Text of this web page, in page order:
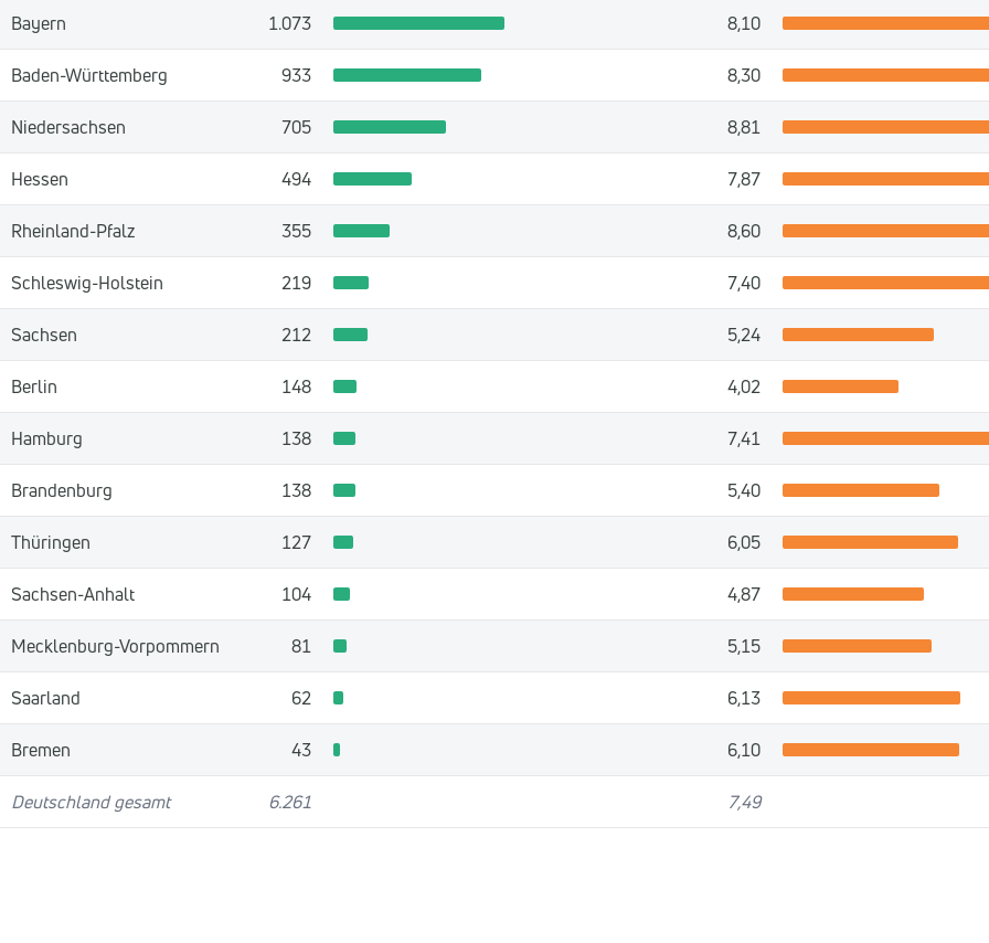
Bayern 1.073 8,10
Baden-Württemberg 933 8,30
Niedersachsen 705 8,81
Hessen 494 7,87
Rheinland-Pfalz 355 8,60
Schleswig-Holstein 219 7,40
Sachsen 212 5,24
Berlin 148 4,02
Hamburg 138 7,41
Brandenburg 138 5,40
Thüringen 127 6,05
Sachsen-Anhalt 104 4,87
Mecklenburg-Vorpommern 81 5,15
Saarland 62 6,13
Bremen 43 6,10
Deutschland gesamt 6.261 7,49